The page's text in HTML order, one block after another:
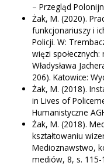
– Przegląd
Żak, M. (2020).
funkcjonariuszy i
Policji. W:
więzi
Władysława
206). Katowice:
Żak, M. (2018).
in Lives of
Humanistyczne
Żak, M. (2018).
kształtowaniu
Medioznawstwo,
mediów, 8, s. 115-